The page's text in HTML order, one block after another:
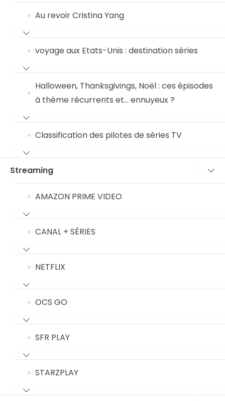
Au revoir Cristina Yang
voyage aux Etats-Unis : destination séries
Halloween, Thanksgivings, Noël : ces épisodes
à thème récurrents et… ennuyeux ?
Classification des pilotes de séries TV
Streaming
AMAZON PRIME VIDEO
CANAL + SÉRIES
NETFLIX
OCS GO
SFR PLAY
STARZPLAY